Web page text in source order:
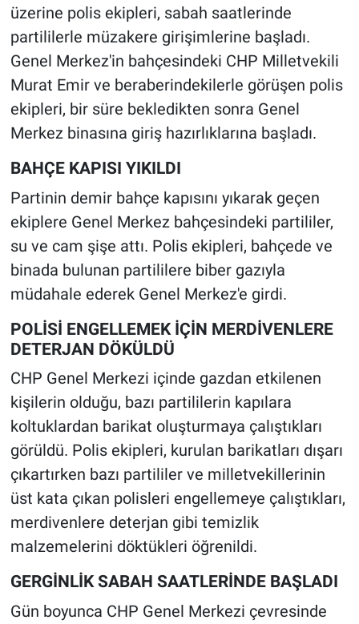
üzerine polis ekipleri, sabah saatlerinde
partililerle müzakere girişimlerine başladı.
Genel Merkez'in bahçesindeki CHP Milletvekili
Murat Emir ve beraberindekilerle görüşen polis
ekipleri, bir süre bekledikten sonra Genel
Merkez binasına giriş hazırlıklarına başladı.
BAHÇE KAPISI YIKILDI
Partinin demir bahçe kapısını yıkarak geçen
ekiplere Genel Merkez bahçesindeki partililer,
su ve cam şişe attı. Polis ekipleri, bahçede ve
binada bulunan partililere biber gazıyla
müdahale ederek Genel Merkez'e girdi.
POLİSİ ENGELLEMEK İÇİN MERDİVENLERE
DETERJAN DÖKÜLDÜ
CHP Genel Merkezi içinde gazdan etkilenen
kişilerin olduğu, bazı partililerin kapılara
koltuklardan barikat oluşturmaya çalıştıkları
görüldü. Polis ekipleri, kurulan barikatları dışarı
çıkartırken bazı partililer ve milletvekillerinin
üst kata çıkan polisleri engellemeye çalıştıkları,
merdivenlere deterjan gibi temizlik
malzemelerini döktükleri öğrenildi.
GERGİNLİK SABAH SAATLERİNDE BAŞLADI
Gün boyunca CHP Genel Merkezi çevresinde